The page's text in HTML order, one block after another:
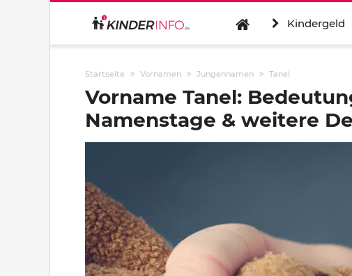
Kindergeld
Startseite Vornamen Jungennamen Tanel
Vorname Tanel:
Namenstage & weitere